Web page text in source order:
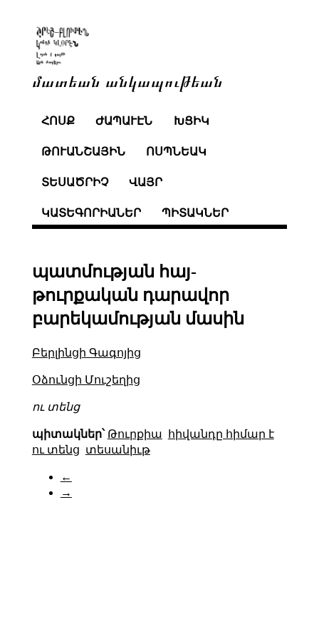
մատեան անկապութեան
ՀՈՍՔ ԺԱՊԱՒԷՆ ԽՑԻԿ
ԹՈՒԱՆՇԱՅԻՆ ՈՍՊՆԵԱԿ
ՏԵՍԱԾՐԻՉ ՎԱՅՐ
ԿԱՏԵԳՈՐԻԱՆԵՐ ՊԻՏԱԿՆԵՐ
պատմության հայ-
թուրքական դարավոր
բարեկամության մասին
Բերլինցի Գագոյից
Օձունցի Մուշեղից
ու տենց
պիտակներ՝ Թուրքիա
հիվանդը հիմար է
ու տենց տեսանիւթ
←
→